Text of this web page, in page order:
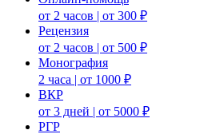
от 2 часов | от 300 ₽
Рецензия
от 2 часов | от 500 ₽
Монография
2 часа | от 1000 ₽
ВКР
от 3 дней | от 5000 ₽
РГР